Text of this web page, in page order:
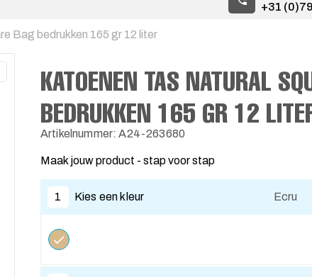
+31
Bag bedrukken 165 gr 12 liter
KATOENEN TAS NATURAL
BEDRUKKEN 165 GR 12
Artikelnummer: A24-263680
Maak jouw product - stap voor stap
1 Kies een kleur Ecru